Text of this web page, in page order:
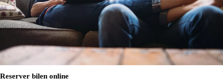
Reserver bilen online